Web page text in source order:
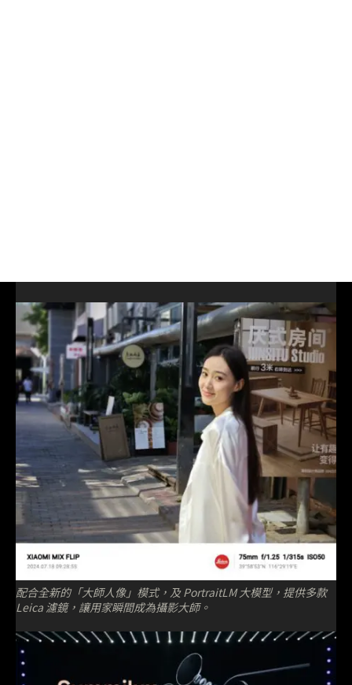
配合全新的「⼤師⼈像」模式，及 PortraitLM ⼤模型，提供多款
Leica 濾鏡，讓用家瞬間成為攝影大師。